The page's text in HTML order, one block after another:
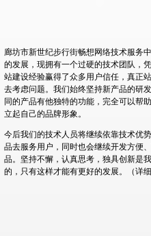
廊坊市新世纪步行街畅想网络技术服务
的发展，现拥有一个过硬的技术团队，
站建设经验赢得了众多用户信任，真正
去考虑问题。我们始终坚持新产品的研
同的产品有他独特的功能，完全可以帮
立起自己的品牌形象。
今后我们的技术人员将继续依靠技术优
品去服务用户，同时也会继续开发方便
品。坚持不懈，认真思考，独具创新是
的，只有这样才能有更好的发展。（详